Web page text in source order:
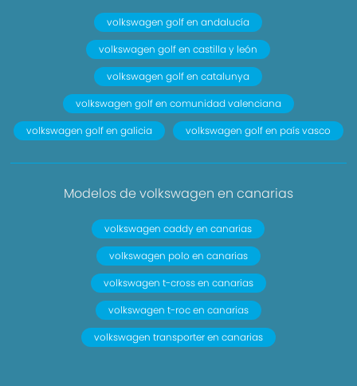
volkswagen golf en andalucía
volkswagen golf en castilla y león
volkswagen golf en catalunya
volkswagen golf en comunidad valenciana
volkswagen golf en galicia
volkswagen golf en país vasco
Modelos de volkswagen en canarias
volkswagen caddy en canarias
volkswagen polo en canarias
volkswagen t-cross en canarias
volkswagen t-roc en canarias
volkswagen transporter en canarias